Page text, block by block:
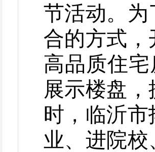
节活动。
合的方式
高品质住
展示楼盘
时，临沂
业、进院